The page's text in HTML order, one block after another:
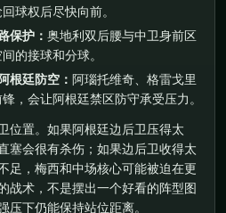
球权后尽快向前。
保护： 奥地利双后腰与中卫身前区
的接球和分球。
根廷防空： 阿瑙托维奇、格雷戈里
，会让阿根廷禁区防守承受压力。
位置。如果阿根廷边后卫压得太
塞会很有杀伤；如果边后卫收得太
足，梅西和中场核心可能被迫在更
战术，不是摆出一个好看的阵型图
压下仍能保持站位距离。